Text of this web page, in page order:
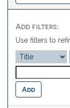
Add filters:
Use filters to